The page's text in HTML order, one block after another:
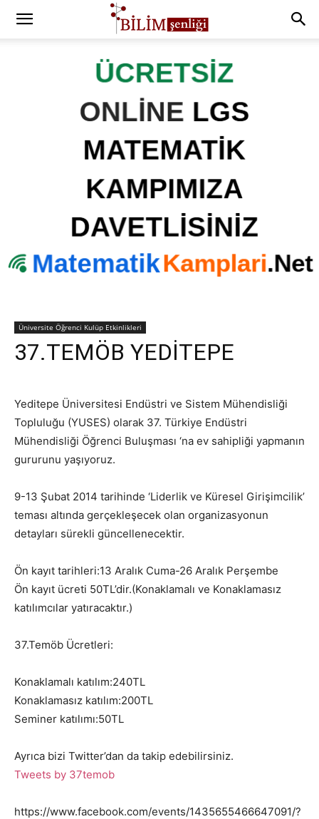
Üniversite Öğrenci Kulüp Etkinlikleri
37.TEMÖB YEDİTEPE
Yeditepe Üniversitesi Endüstri ve Sistem Mühendisliği
Topluluğu (YUSES) olarak 37. Türkiye Endüstri
Mühendisliği Öğrenci Buluşması ‘na ev sahipliği yapmanın
gururunu yaşıyoruz.
9-13 Şubat 2014 tarihinde ‘Liderlik ve Küresel Girişimcilik’
teması altında gerçekleşecek olan organizasyonun
detayları sürekli güncellenecektir.
Ön kayıt tarihleri:13 Aralık Cuma-26 Aralık Perşembe
Ön kayıt ücreti 50TL’dir.(Konaklamalı ve Konaklamasız
katılımcılar yatıracaktır.)
37.Temöb Ücretleri:
Konaklamalı katılım:240TL
Konaklamasız katılım:200TL
Seminer katılımı:50TL
Ayrıca bizi Twitter’dan da takip edebilirsiniz.
Tweets by 37temob
https://www.facebook.com/events/1435655466647091/?